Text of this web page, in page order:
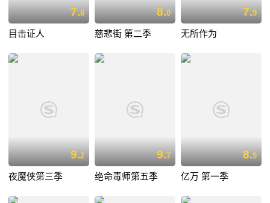
7.8
目击证人
8.0
慈悲街 第二季
7.9
无所作为
9.2
夜魔侠第三季
9.7
绝命毒师第五季
8.9
亿万 第一季